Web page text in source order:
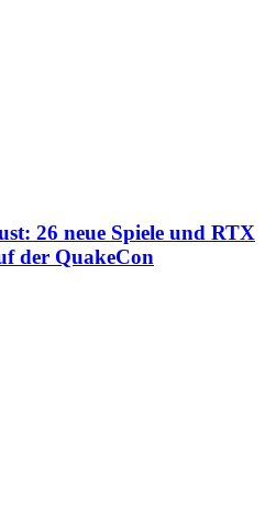
26 neue Spiele und RTX
der QuakeCon